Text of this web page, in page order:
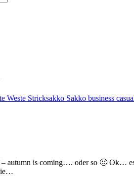
autumn is coming…. oder so 🙂 Ok…